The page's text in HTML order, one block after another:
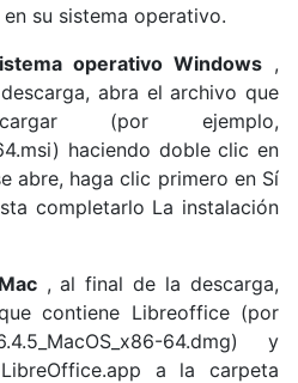
su sistema operativo.
operativo Windows ,
abra el archivo que
(por ejemplo,
haciendo doble clic en
abre, haga clic primero en Sí
completarlo La instalación
, al final de la descarga,
contiene Libreoffice (por
64.dmg) y
a la carpeta